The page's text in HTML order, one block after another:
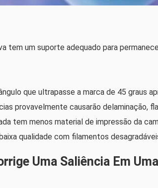
tem um suporte adequado para
que ultrapasse a marca de 45 graus
provavelmente causarão delaminação,
tem menos material de impressão da
qualidade com filamentos
Uma Saliência Em